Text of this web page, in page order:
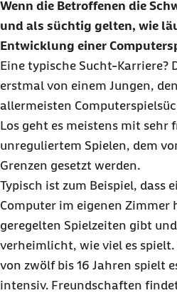
Wenn die Betroffenen die
und als süchtig gelten, wie
Entwicklung einer
Eine typische Sucht-Karriere?
erstmal von einem Jungen,
allermeisten Computer
Los geht es meistens mit sehr
unreguliertem Spielen, dem
Grenzen gesetzt werden.
Typisch ist zum Beispiel, dass
Computer im eigenen Zimmer
geregelten Spielzeiten gibt
verheimlicht, wie viel es
von zwölf bis 16 Jahren spielt
intensiv. Freundschaften